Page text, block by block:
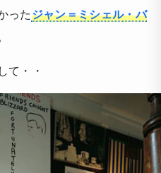
ったジャン＝ミシェル・バ
て・・